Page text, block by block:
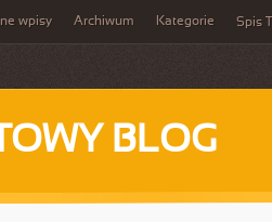
wpisy Archiwum Kategorie Spis
BLOG